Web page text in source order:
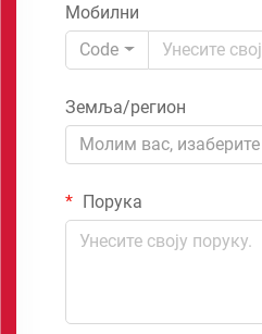
Мобилни
Code
Земља/регион
Молим вас, изаберите
Порука